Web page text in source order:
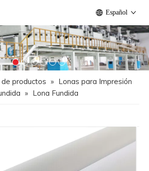
Español
productos » Lonas para Impresión
» Lona Fundida